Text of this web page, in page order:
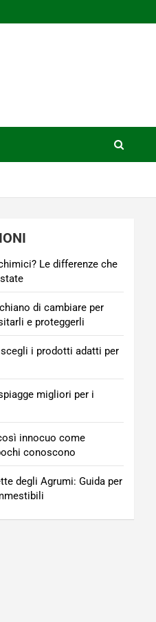
Le differenze che
di cambiare per
e proteggerli
i prodotti adatti per
migliori per i
innocuo come
conoscono
degli Agrumi: Guida per